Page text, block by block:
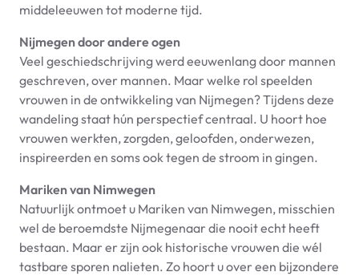
middeleeuwen tot moderne tijd.
Nijmegen door andere ogen
Veel geschiedschrijving werd eeuwenlang door mannen
geschreven, over mannen. Maar welke rol speelden
vrouwen in de ontwikkeling van Nijmegen? Tijdens deze
wandeling staat hún perspectief centraal. U hoort hoe
vrouwen werkten, zorgden, geloofden, onderwezen,
inspireerden en soms ook tegen de stroom in gingen.
Mariken van Nimwegen
Natuurlijk ontmoet u Mariken van Nimwegen, misschien
wel de beroemdste Nijmegenaar die nooit echt heeft
bestaan. Maar er zijn ook historische vrouwen die wél
tastbare sporen nalieten. Zo hoort u over een bijzondere